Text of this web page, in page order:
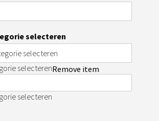
selecteren
selecterenRemove item
selecteren